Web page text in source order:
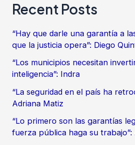
Recent Posts
“Hay que darle una garantía a
que la justicia opera”: Diego
“Los municipios necesitan
inteligencia”: Indra
“La seguridad en el país ha
Adriana Matiz
“Lo primero son las garantías
fuerza pública haga su